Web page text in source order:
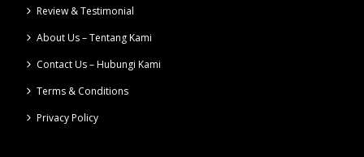
Review & Testimonial
About Us – Tentang Kami
Contact Us – Hubungi Kami
Terms & Conditions
Privacy Policy